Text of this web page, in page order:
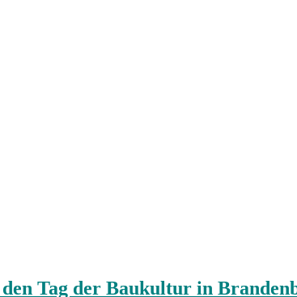
Tag der Baukultur in